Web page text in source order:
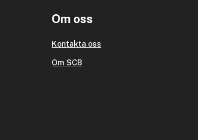
Om oss
Kontakta oss
Om SCB